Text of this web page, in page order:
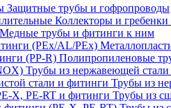
Защитные трубы и гофропроводы
Коллекторы и
Медные трубы и фитинги к ним
Полипропиленовые
Трубы из нержавеющей
Трубы из
Трубы из